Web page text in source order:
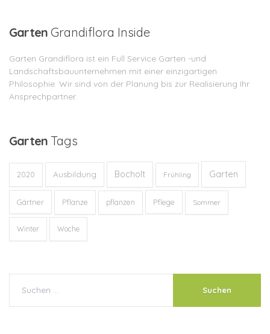
Garten Grandiflora Inside
Garten Grandiflora ist ein Full Service Garten -und
Landschaftsbauunternehmen mit einer einzigartigen
Philosophie. Wir sind von der Planung bis zur Realisierung Ihr
Ansprechpartner.
Garten Tags
2020 Ausbildung Bocholt Frühling Garten
Gärtner Pflanze pflanzen Pflege Sommer
Winter Woche